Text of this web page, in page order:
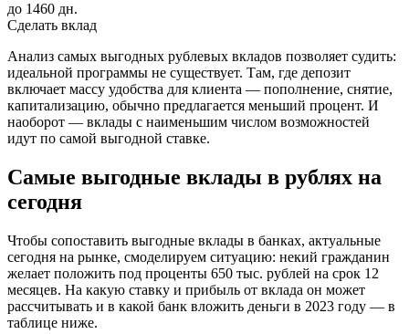
до 1460 дн.
Сделать вклад
Анализ самых выгодных рублевых вкладов позволяет судить:
идеальной программы не существует. Там, где депозит
включает массу удобства для клиента — пополнение, снятие,
капитализацию, обычно предлагается меньший процент. И
наоборот — вклады с наименьшим числом возможностей
идут по самой выгодной ставке.
Самые выгодные вклады в рублях на
сегодня
Чтобы сопоставить выгодные вклады в банках, актуальные
сегодня на рынке, смоделируем ситуацию: некий гражданин
желает положить под проценты 650 тыс. рублей на срок 12
месяцев. На какую ставку и прибыль от вклада он может
рассчитывать и в какой банк вложить деньги в 2023 году — в
таблице ниже.